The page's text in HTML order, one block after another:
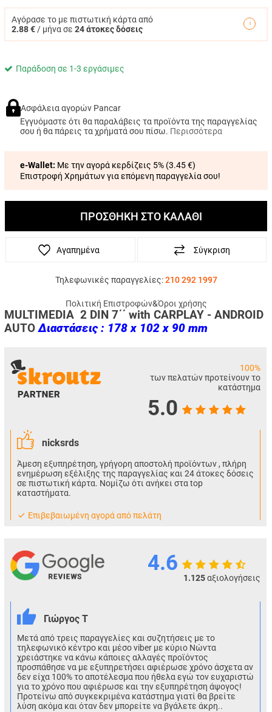
Αγόρασε το με πιστωτική κάρτα από
2.88 € / μήνα σε 24 άτοκες δόσεις
Παράδοση σε 1-3 εργάσιμες
Ασφάλεια αγορών Pancar
Εγγυόμαστε ότι θα παραλάβεις τα προϊόντα της παραγγελίας
σου ή θα πάρεις τα χρήματά σου πίσω. Περισσότερα
e-Wallet: Με την αγορά κερδίζεις 5% (3.45 €)
Επιστροφή Χρημάτων για επόμενη παραγγελία σου!
ΠΡΟΣΘΗΚΗ ΣΤΟ ΚΑΛΑΘΙ
Αγαπημένα Σύγκριση
Τηλεφωνικές παραγγελίες: 210 292 1997
Πολιτική Επιστροφών&Όροι χρήσης
MULTIMEDIA 2 DIN 7΄΄ with CARPLAY - ANDROID
AUTOΔιαστάσεις : 178 x 102 x 90 mm
100%
των πελατών προτείνουν το
κατάστημα
5.0
nicksrds
Άμεση εξυπηρέτηση, γρήγορη αποστολή προϊόντων , πλήρη
ενημέρωση εξέλιξης της παραγγελίας και 24 άτοκες δόσεις
σε πιστωτική κάρτα. Νομίζω ότι ανήκει στα top
καταστήματα.
Eπιβεβαιωμένη αγορά από πελάτη
4.6
1.125αξιολογήσεις
Γιώργος Τ
Μετά από τρεις παραγγελίες και συζητήσεις με το
τηλεφωνικό κέντρο και μέσο viber με κύριο Νώντα
χρειάστηκε να κάνω κάποιες αλλαγές προϊόντος
προσπάθησε να με εξυπηρετήσει αφιέρωσε χρόνο άσχετα αν
δεν είχα 100% το αποτέλεσμα που ήθελα εγώ τον ευχαριστώ
για το χρόνο που αφιέρωσε και την εξυπηρέτηση άψογος!
Προτείνω από συγκεκριμένα κατάστημα γιατί θα βρείτε
λύση ακόμα και όταν δεν μπορείτε να βγάλετε άκρη..